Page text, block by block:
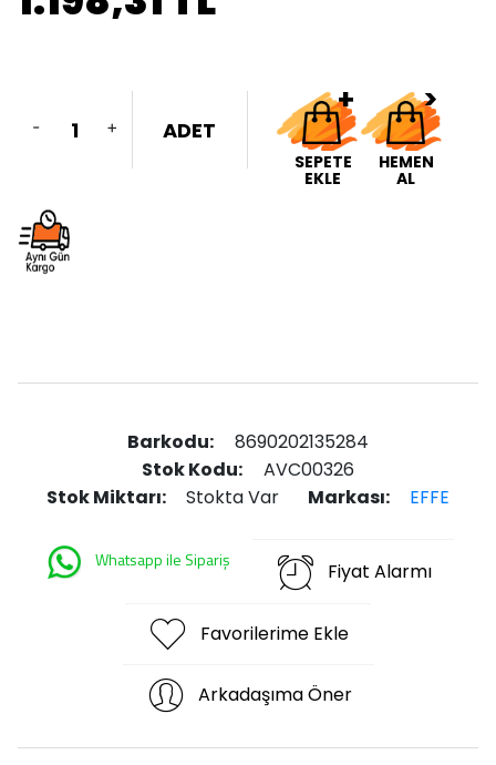
- + ADET
SEPETE
EKLE
HEMEN
AL
Barkodu:
8690202135284
Stok Kodu:
AVC00326
Stok Miktarı:
Stokta Var Markası: EFFE
Whatsapp ile Sipariş Fiyat Alarmı
Favorilerime Ekle
Arkadaşıma Öner